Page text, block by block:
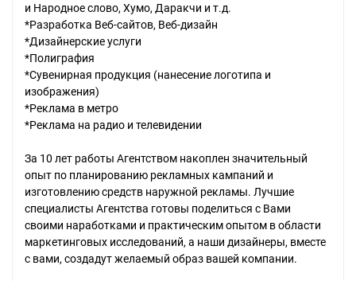
и Народное слово, Хумо, Даракчи и т.д.
*Разработка Веб-сайтов, Веб-дизайн
*Дизайнерские услуги
*Полиграфия
*Сувенирная продукция (нанесение логотипа и
изображения)
*Реклама в метро
*Реклама на радио и телевидении
За 10 лет работы Агентством накоплен значительный
опыт по планированию рекламных кампаний и
изготовлению средств наружной рекламы. Лучшие
специалисты Агентства готовы поделиться с Вами
своими наработками и практическим опытом в области
маркетинговых исследований, а наши дизайнеры, вместе
с вами, создадут желаемый образ вашей компании.